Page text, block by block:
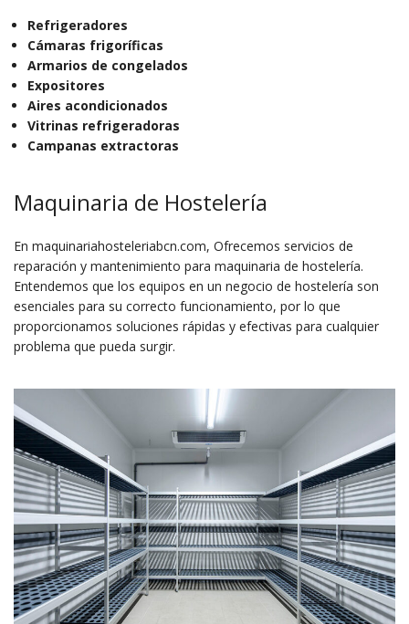
Refrigeradores
Cámaras frigoríficas
Armarios de congelados
Expositores
Aires acondicionados
Vitrinas refrigeradoras
Campanas extractoras
Maquinaria de Hostelería
En maquinariahosteleriabcn.com, Ofrecemos servicios de
reparación y mantenimiento para maquinaria de hostelería.
Entendemos que los equipos en un negocio de hostelería son
esenciales para su correcto funcionamiento, por lo que
proporcionamos soluciones rápidas y efectivas para cualquier
problema que pueda surgir.